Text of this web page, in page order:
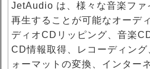
JetAudio は、様々な音楽ファ
再生することが可能なオーデ
ディオCDリッピング、音楽
CD情報取得、レコーディン
ォーマットの変換、インター